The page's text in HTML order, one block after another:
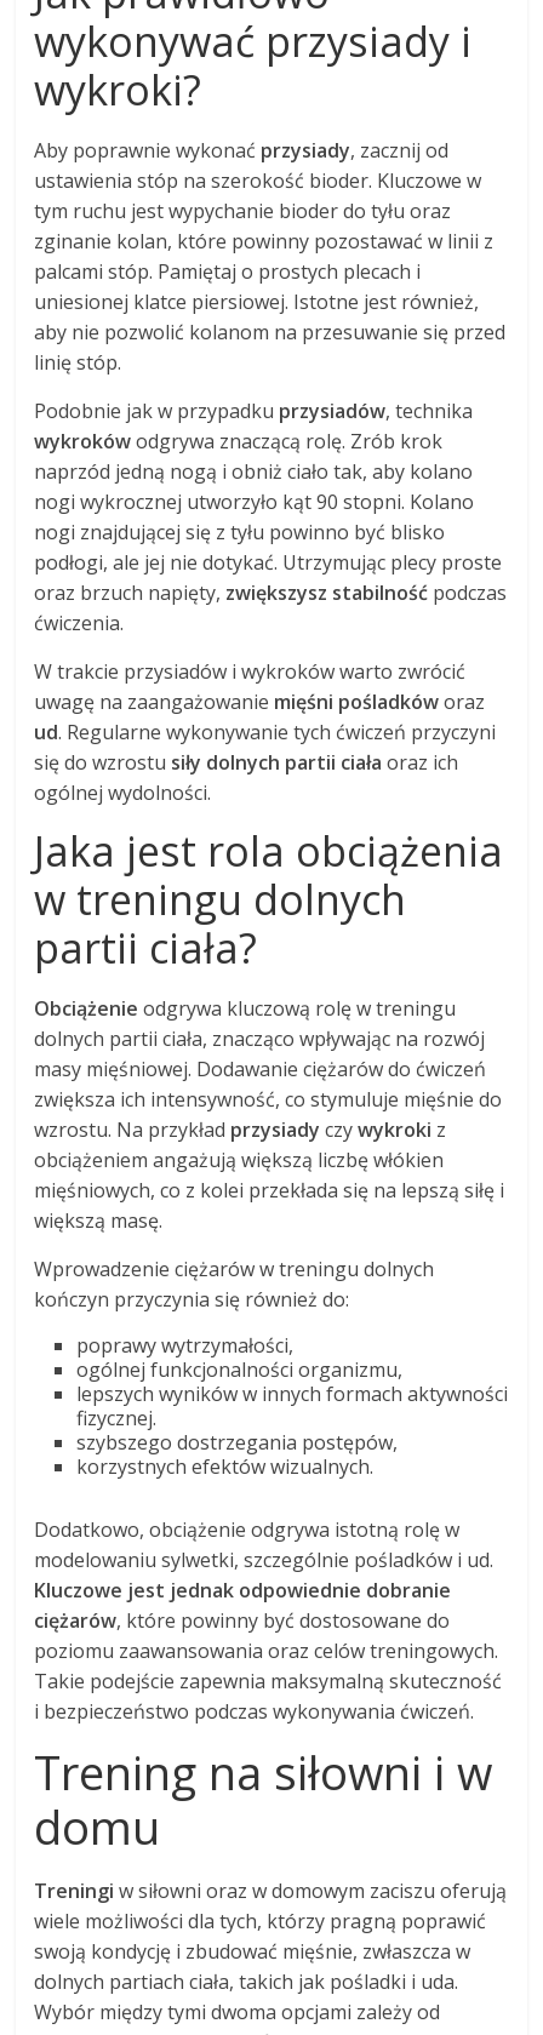
wykonywać przysiady i
wykroki?
Aby poprawnie wykonać przysiady, zacznij od
ustawienia stóp na szerokość bioder. Kluczowe w
tym ruchu jest wypychanie bioder do tyłu oraz
zginanie kolan, które powinny pozostawać w linii z
palcami stóp. Pamiętaj o prostych plecach i
uniesionej klatce piersiowej. Istotne jest również,
aby nie pozwolić kolanom na przesuwanie się przed
linię stóp.
Podobnie jak w przypadku przysiadów, technika
wykrokówodgrywa znaczącą rolę. Zrób krok
naprzód jedną nogą i obniż ciało tak, aby kolano
nogi wykrocznej utworzyło kąt 90 stopni. Kolano
nogi znajdującej się z tyłu powinno być blisko
podłogi, ale jej nie dotykać. Utrzymując plecy proste
oraz brzuch napięty, zwiększysz stabilność podczas
ćwiczenia.
W trakcie przysiadów i wykroków warto zwrócić
uwagę na zaangażowanie mięśni pośladkóworaz
ud. Regularne wykonywanie tych ćwiczeń przyczyni
się do wzrostu siły dolnych partii ciała oraz ich
ogólnej wydolności.
Jaka jest rola obciążenia
w treningu dolnych
partii ciała?
Obciążenie odgrywa kluczową rolę w treningu
dolnych partii ciała, znacząco wpływając na rozwój
masy mięśniowej. Dodawanie ciężarów do ćwiczeń
zwiększa ich intensywność, co stymuluje mięśnie do
wzrostu. Na przykład przysiady czywykroki z
obciążeniem angażują większą liczbę włókien
mięśniowych, co z kolei przekłada się na lepszą siłę i
większą masę.
Wprowadzenie ciężarów w treningu dolnych
kończyn przyczynia się również do:
poprawy wytrzymałości,
ogólnej funkcjonalności organizmu,
lepszych wyników w innych formach aktywności
fizycznej.
szybszego dostrzegania postępów,
korzystnych efektów wizualnych.
Dodatkowo, obciążenie odgrywa istotną rolę w
modelowaniu sylwetki, szczególnie pośladków i ud.
Kluczowe jest jednak odpowiednie dobranie
ciężarów, które powinny być dostosowane do
poziomu zaawansowania oraz celów treningowych.
Takie podejście zapewnia maksymalną skuteczność
i bezpieczeństwo podczas wykonywania ćwiczeń.
Trening na siłowni i w
domu
Treningi w siłowni oraz w domowym zaciszu oferują
wiele możliwości dla tych, którzy pragną poprawić
swoją kondycję i zbudować mięśnie, zwłaszcza w
dolnych partiach ciała, takich jak pośladki i uda.
Wybór między tymi dwoma opcjami zależy od